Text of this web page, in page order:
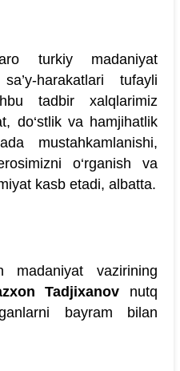
turkiy madaniyat
harakatlari tufayli
tadbir xalqlarimiz
do‘stlik va hamjihatlik
mustahkamlanishi,
o‘rganish va
kasb etadi, albatta.
madaniyat vazirining
Tadjixanov nutq
bayram bilan